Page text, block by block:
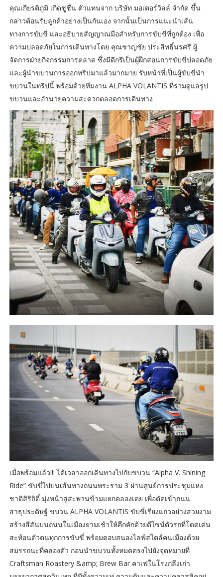
คุณเกียรติภูมิ เกิดชูชื่น ตัวแทนจาก บริษัท มอเตอร์วิลล์ จำกัด ขึ้น
กล่าวต้อนรับลูกค้าอย่างเป็นกันเอง จากนั้นเป็นการแนะนำเส้น
ทางการขับขี่ และอธิบายสัญญาณมือสำหรับการขับขี่ที่ถูกต้อง เพื่อ
ความปลอดภัยในการเดินทางโดย คุณชาญชัย ประสิทธิ์นรศรี ผู้
จัดการฝ่ายกิจกรรมการตลาด ซึ่งมีดีกรีเป็นผู้ฝึกสอนการขับขี่ปลอดภัย
และผู้นำขบวนการออกทริปมาแล้วมากมาย รับหน้าที่เป็นผู้ขับขี่นำ
ขบวนในทริปนี้ พร้อมด้วยทีมงาน ALPHA VOLANTIS ที่ร่วมดูแลรูป
ขบวนและอำนวยความสะดวกตลอดการเดินทาง
เมื่อพร้อมแล้ว!!! ได้เวลาออกเดินทางไปกับขบวน “Alpha V. Shining
Ride” ขับขี่ไปบนเส้นทางถนนพระราม 3 ผ่านศูนย์การประชุมแห่ง
ชาติสิริกิติ์ มุ่งหน้าสู่สะพานข้ามแยกคลองเตย เพื่อตัดเข้าถนน
สาธุประดิษฐ์ ขบวน ALPHA VOLANTIS ขับขี่เรียงแถวอย่างสวยงาม
สร้างสีสันบนถนนในเมืองยามเช้าให้คึกคักด้วยดีไซน์ตัวรถที่โดดเด่น
สะท้อนตัวตนทุกการขับขี่ พร้อมตอบสนองไลฟ์สไตล์คนเมืองด้วย
สมรรถนะที่คล่องตัว ก่อนนำขบวนทั้งหมดตรงไปยังจุดหมายที่
Craftsman Roastery &amp; Brew Bar คาเฟ่ในโรงกลึงเก่า